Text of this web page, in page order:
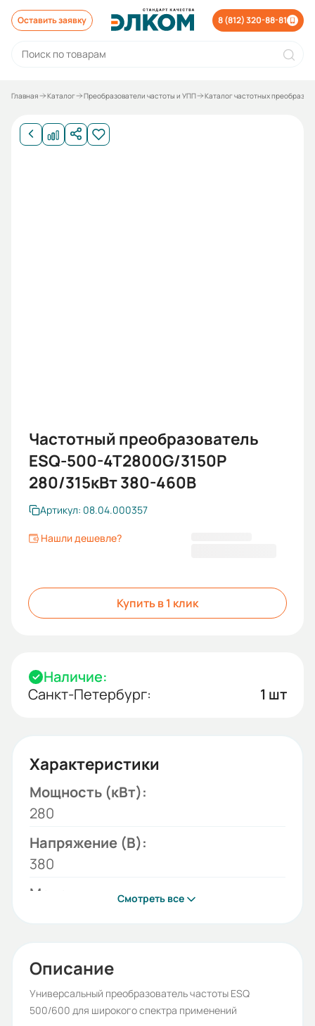
Оставить заявку 8 (812) 320-88-81
Главная Каталог Преобразователи частоты и УПП Каталог частотных
Частотный преобразователь
ESQ-500-4T2800G/3150P
280/315кВт 380-460В
Артикул: 08.04.000357
Нашли дешевле?
Купить в 1 клик
Наличие:
Санкт-Петербург:
1 шт
Характеристики
Мощность (кВт):
280
Напряжение (В):
380
Модель:
ESQ-500
Бренд:
ESQ
Смотреть все
Описание
Универсальный преобразователь частоты ESQ
500/600 для широкого спектра применений